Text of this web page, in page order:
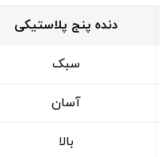
دنده پنج پلاستیکی
سبک
آسان
بالا